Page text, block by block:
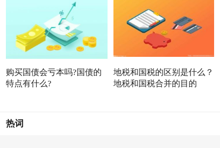
购买国债会亏本吗?国债的
特点有什么?
地税和国税的区别是什么？
地税和国税合并的目的
热词